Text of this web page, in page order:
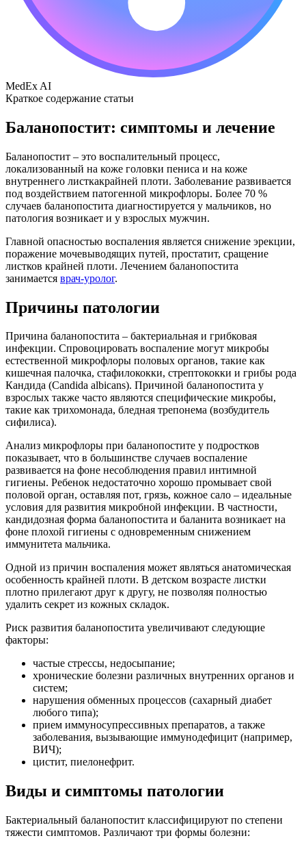
MedEx AI
Краткое содержание статьи
Баланопостит: симптомы и лечение
Баланопостит – это воспалительный процесс,
локализованный на коже головки пениса и на коже
внутреннего листкакрайней плоти. Заболевание развивается
под воздействием патогенной микрофлоры. Более 70 %
случаев баланопостита диагностируется у мальчиков, но
патология возникает и у взрослых мужчин.
Главной опасностью воспаления является снижение эрекции,
поражение мочевыводящих путей, простатит, сращение
листков крайней плоти. Лечением баланопостита
занимается врач-уролог.
Причины патологии
Причина баланопостита – бактериальная и грибковая
инфекции. Спровоцировать воспаление могут микробы
естественной микрофлоры половых органов, такие как
кишечная палочка, стафилококки, стрептококки и грибы рода
Кандида (Candida albicans). Причиной баланопостита у
взрослых также часто являются специфические микробы,
такие как трихомонада, бледная трепонема (возбудитель
сифилиса).
Анализ микрофлоры при баланопостите у подростков
показывает, что в большинстве случаев воспаление
развивается на фоне несоблюдения правил интимной
гигиены. Ребенок недостаточно хорошо промывает свой
половой орган, оставляя пот, грязь, кожное сало – идеальные
условия для развития микробной инфекции. В частности,
кандидозная форма баланопостита и баланита возникает на
фоне плохой гигиены с одновременным снижением
иммунитета мальчика.
Одной из причин воспаления может являться анатомическая
особенность крайней плоти. В детском возрасте листки
плотно прилегают друг к другу, не позволяя полностью
удалить секрет из кожных складок.
Риск развития баланопостита увеличивают следующие
факторы:
частые стрессы, недосыпание;
хронические болезни различных внутренних органов и
систем;
нарушения обменных процессов (сахарный диабет
любого типа);
прием иммуносупрессивных препаратов, а также
заболевания, вызывающие иммунодефицит (например,
ВИЧ);
цистит, пиелонефрит.
Виды и симптомы патологии
Бактериальный баланопостит классифицируют по степени
тяжести симптомов. Различают три формы болезни: